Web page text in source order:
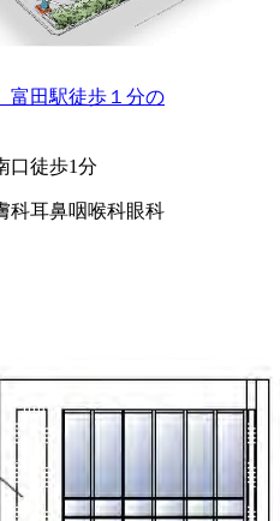
富田駅徒歩１分の
口徒歩1分
科耳鼻咽喉科眼科